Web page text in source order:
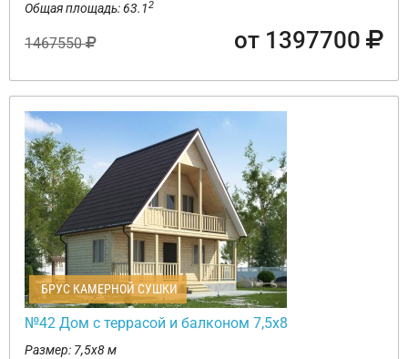
Общая площадь: 63.12
1467550 от 1397700
БРУС КАМЕРНОЙ СУШКИ
№42 Дом с террасой и балконом 7,5х8
Размер: 7,5х8 м